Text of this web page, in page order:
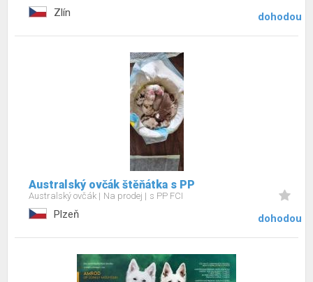
Zlín dohodou
Australský ovčák štěňátka s PP
Australský ovčák Na prodej s PP FCI
Plzeň dohodou